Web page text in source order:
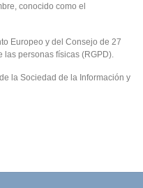
conocido como el
Europeo y del Consejo de 27
personas físicas (RGPD).
la Sociedad de la Información y